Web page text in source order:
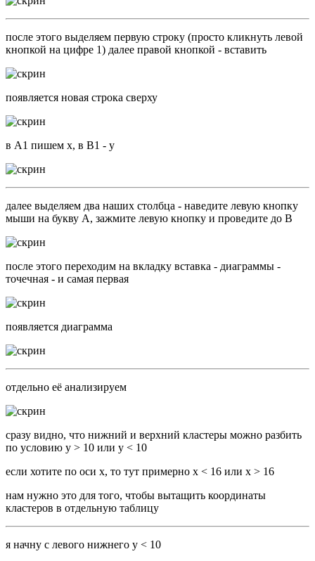
после этого выделяем первую строку (просто кликнуть левой
кнопкой на цифре 1) далее правой кнопкой - вставить
появляется новая строка сверху
в A1 пишем x, в B1 - y
далее выделяем два наших столбца - наведите левую кнопку
мыши на букву A, зажмите левую кнопку и проведите до B
после этого переходим на вкладку вставка - диаграммы -
точечная - и самая первая
появляется диаграмма
отдельно её анализируем
сразу видно, что нижний и верхний кластеры можно разбить
по условию y > 10 или y < 10
если хотите по оси x, то тут примерно x < 16 или x > 16
нам нужно это для того, чтобы вытащить координаты
кластеров в отдельную таблицу
я начну с левого нижнего y < 10